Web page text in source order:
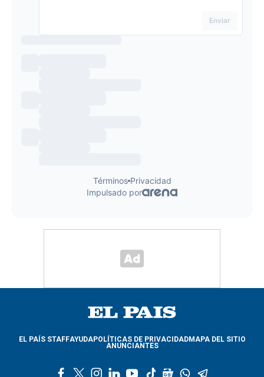
EL PAÍS STAFFAYUDAPOLÍTICAS DE PRIVACIDADMAPA DEL SITIO
ANUNCIANTES
l y t g w